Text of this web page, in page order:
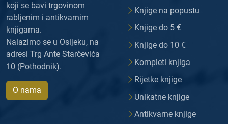
koji se bavi trgovinom
rabljenim i antikvarnim
knjigama.
Nalazimo se u Osijeku, na
adresi Trg Ante Starčevića
10 (Pothodnik).
O nama
Knjige na popustu
Knjige do 5 €
Knjige do 10 €
Kompleti knjiga
Rijetke knjige
Unikatne knjige
Antikvarne knjige